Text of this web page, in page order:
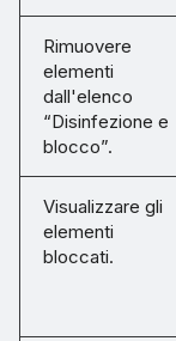
Rimuovere
elementi
dall'elenco
“Disinfezione e
blocco”.
Visualizzare gli
elementi
bloccati.